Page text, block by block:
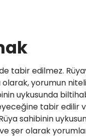
tabir edilmez.
olarak, yorumun
uykusunda
tabir edilir
sahibinin
şer olarak